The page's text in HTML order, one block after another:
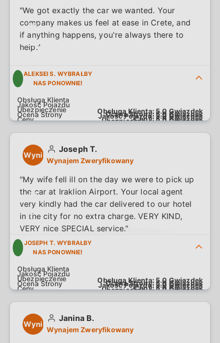
na
5.0
"We got exactly the car we wanted. Your
company makes us feel at ease in Crete, and
if anything happens, you're always there to
help."
ALEKSEI S. WYBRAŁBY
NAS PONOWNIE!
Obsługa Klienta: 5.0 Gwiazdek
Jakość Pojazdu: 5.0 Gwiazdek
Ubezpieczenie:5.0Gwiazdek
Ocena Strony: 5.0 Gwiazdek
Ceny:5.0Gwiazdek
Wynik
5.0
na
5.0
Joseph T.
Wynajem Zweryfikowany
"My wife fell ill on the day we were to pick up
the car at Iraklion Airport. Your local agent
very kindly had the car delivered to our hotel
in the city for no extra charge. VERY KIND,
VERY nice SPECIAL service."
JOSEPH T. WYBRAŁBY
NAS PONOWNIE!
Obsługa Klienta: 5.0 Gwiazdek
Jakość Pojazdu: 5.0 Gwiazdek
Ubezpieczenie:5.0Gwiazdek
Ocena Strony: 5.0 Gwiazdek
Ceny:5.0Gwiazdek
Wynik
Janina B.
Wynajem Zweryfikowany